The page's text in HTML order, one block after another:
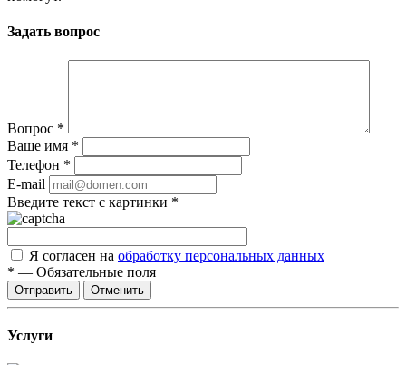
Задать вопрос
Вопрос *
Ваше имя *
Телефон *
E-mail
Введите текст с картинки *
Я согласен на обработку персональных данных
* — Обязательные поля
Отправить Отменить
Услуги